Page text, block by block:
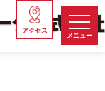
メニュー
アクセス